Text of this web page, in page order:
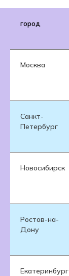
город
Москва
Санкт-
Петербург
Новосибирск
Ростов-на-
Дону
Екатеринбург